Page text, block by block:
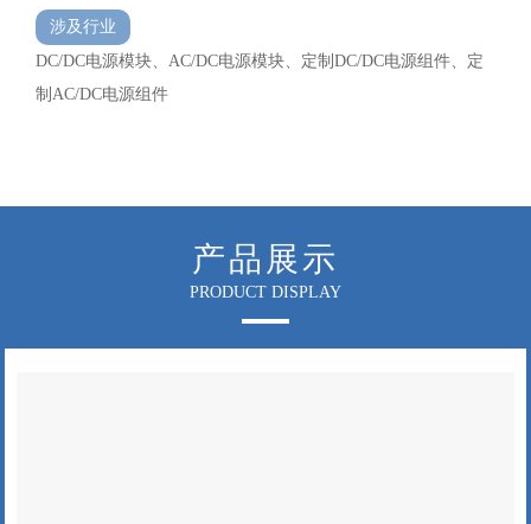
涉及行业
DC/DC电源模块、AC/DC电源模块、定制DC/DC电源组件、定
制AC/DC电源组件
产品展示
PRODUCT DISPLAY